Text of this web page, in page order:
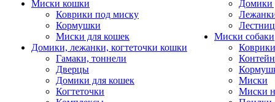
Миски кошки
Коврики под миску
Кормушки
Миски для кошек
Домики, лежанки, когтеточки кошки
Гамаки, тоннели
Дверцы
Домики для кошек
Когтеточки
Домики
Миски собаки
Миски
Миски